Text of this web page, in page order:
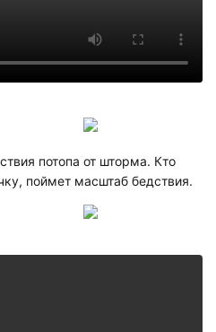
потопа от шторма. Кто
поймет масштаб бедствия.